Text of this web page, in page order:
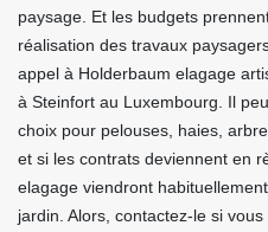
paysage. Et les budgets
réalisation des travaux
appel à Holderbaum elagage
à Steinfort au Luxembourg. Il
choix pour pelouses, haies,
et si les contrats deviennent en
elagage viendront
jardin. Alors, contactez-le si